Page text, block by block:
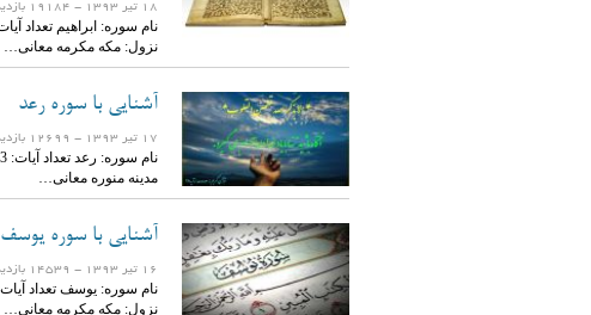
18 تیر 1393 - 19184 بازدید
نزول: مکه مکرمه معانی…
آشنایی با سوره رعد
17 تیر 1393 - 12699 بازدید
مدینه منوره معانی…
آشنایی با سوره یوسف
16 تیر 1393 - 14539 بازدید
نزول: مکه مکرمه معانی…